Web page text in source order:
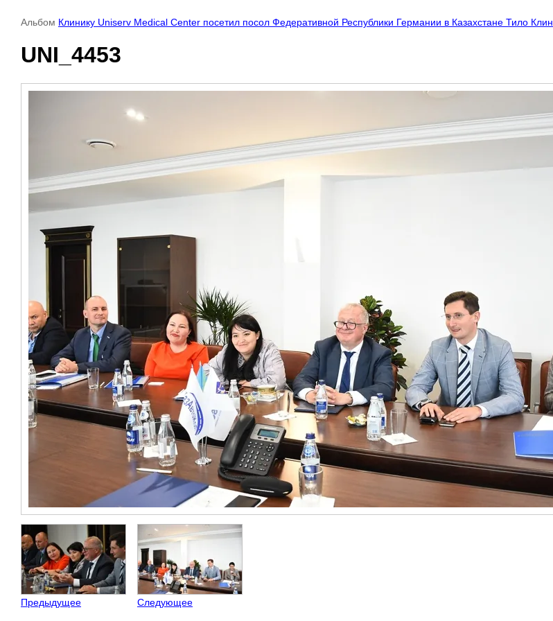
Альбом Клинику Uniserv Medical Center посетил посол Федеративной Республики Германии в Казахстане Тило Клин
UNI_4453
Предыдущее Следующее